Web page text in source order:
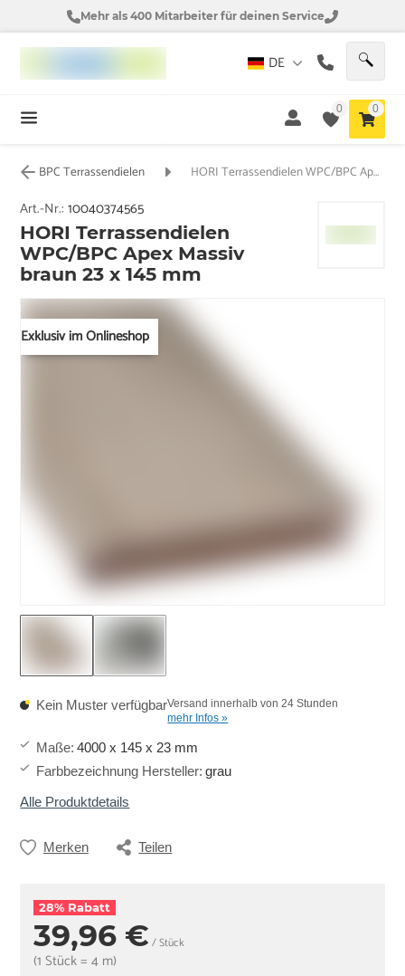
Mehr als 400 Mitarbeiter für deinen Service
DE
0 0
BPC Terrassendielen HORI Terrassendielen WPC/BPC Apex Massiv braun 23 x 145 mm
Exklusiv im Onlineshop
Art.-Nr.:10040374565
HORI Terrassendielen
WPC/BPC Apex Massiv
braun 23 x 145 mm
Kein Muster verfügbarVersand innerhalb von 24 Stunden
mehr Infos »
Maße: 4000 x 145 x 23 mm
Farbbezeichnung Hersteller: grau
Alle Produktdetails
Merken Teilen
28% Rabatt
39,96 € / Stück
(1 Stück = 4 m)